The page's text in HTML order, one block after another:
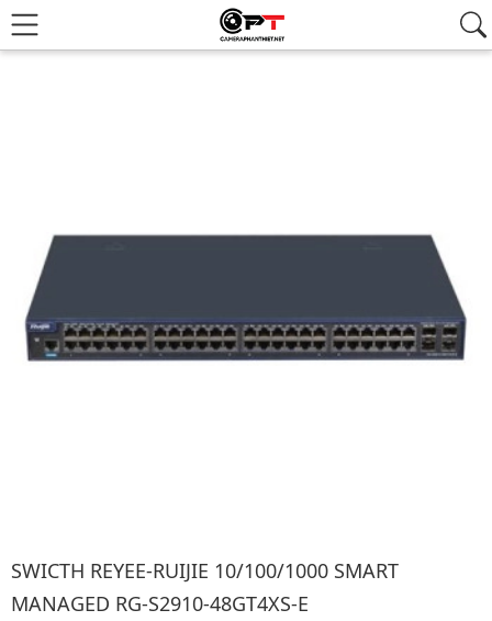
SWICTH REYEE-RUIJIE 10/100/1000 SMART
MANAGED RG-S2910-48GT4XS-E